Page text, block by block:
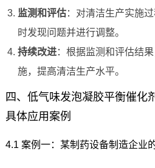
监测和评估：对清洁生产实施
时发现问题并进行调整。
持续改进：根据监测和评估结
施，提高清洁生产水平。
四、低气味发泡凝胶平衡催化
具体应用案例
4.1 案例一：某制药设备制造企业